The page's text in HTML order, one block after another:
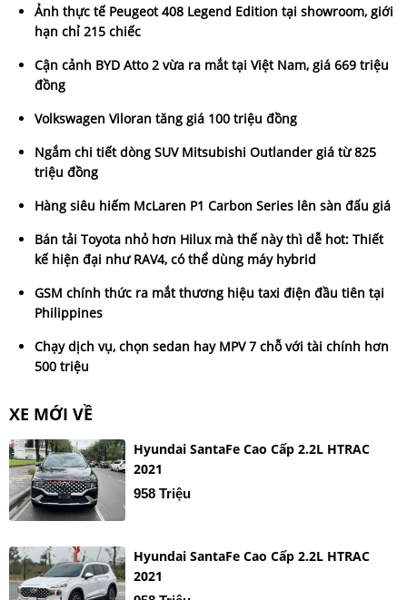
Ảnh thực tế Peugeot 408 Legend Edition tại showroom, giới
hạn chỉ 215 chiếc
Cận cảnh BYD Atto 2 vừa ra mắt tại Việt Nam, giá 669 triệu
đồng
Volkswagen Viloran tăng giá 100 triệu đồng
Ngắm chi tiết dòng SUV Mitsubishi Outlander giá từ 825
triệu đồng
Hàng siêu hiếm McLaren P1 Carbon Series lên sàn đấu giá
Bán tải Toyota nhỏ hơn Hilux mà thế này thì dễ hot: Thiết
kế hiện đại như RAV4, có thể dùng máy hybrid
GSM chính thức ra mắt thương hiệu taxi điện đầu tiên tại
Philippines
Chạy dịch vụ, chọn sedan hay MPV 7 chỗ với tài chính hơn
500 triệu
XE MỚI VỀ
Hyundai SantaFe Cao Cấp 2.2L HTRAC
2021
958 Triệu
Hyundai SantaFe Cao Cấp 2.2L HTRAC
2021